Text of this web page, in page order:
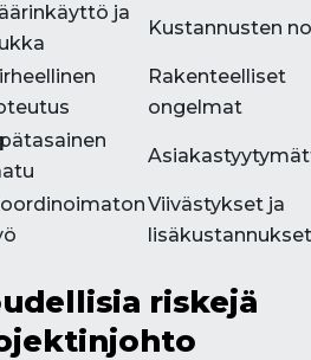
ja
Kustannusten
Rakenteelliset
ongelmat
Viivästykset ja
lisäkustannukset
riskejä